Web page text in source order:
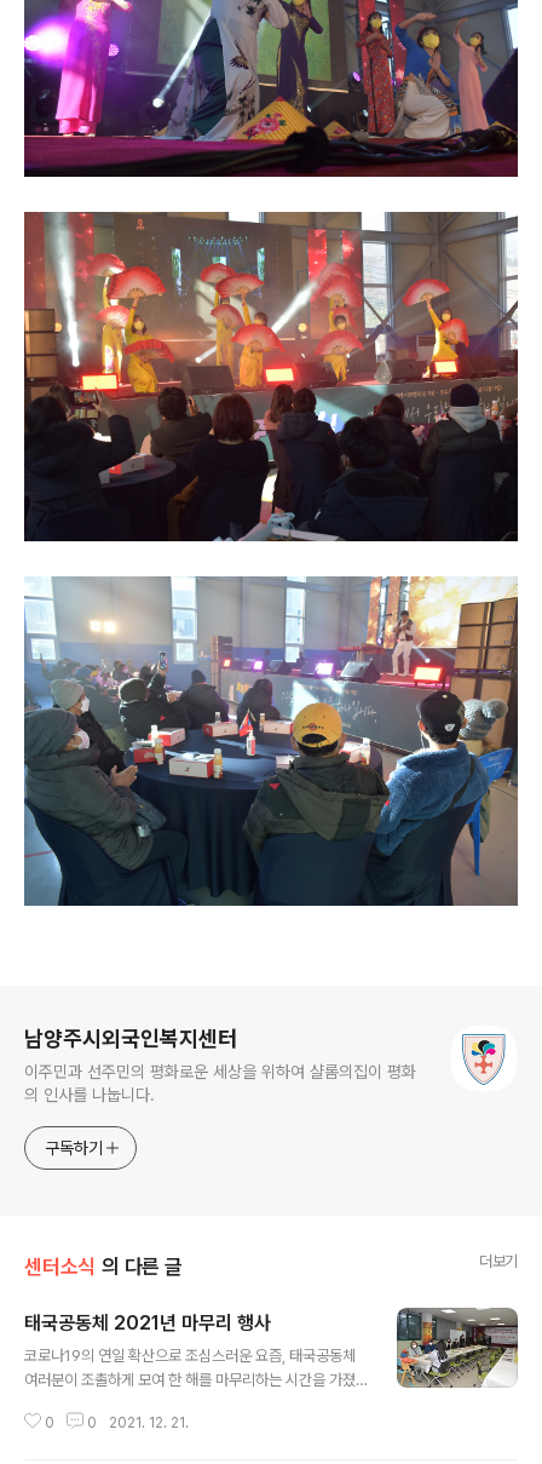
남양주시외국인복지센터
이주민과 선주민의 평화로운 세상을 위하여 샬롬의집이 평화
의 인사를 나눕니다.
구독하기
센터소식 의 다른 글 더보기
태국공동체 2021년 마무리 행사
코로나19의 연일 확산으로 조심스러운 요즘, 태국공동체
여러분이 조촐하게 모여 한 해를 마무리하는 시간을 가졌
받았습니다. 다행이 백신도 모두 맞은 상태이고, 강화된 방
0 0 2021. 12. 21.